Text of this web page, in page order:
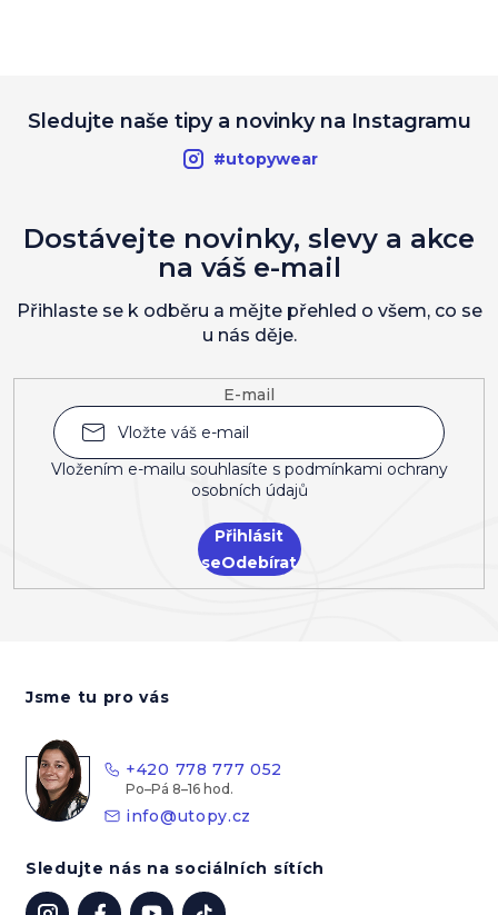
Sledujte naše tipy a novinky na Instagramu
#utopywear
E-mail
Vložením e-mailu souhlasíte s podmínkami ochrany
osobních údajů
Přihlásit
se
Dostávejte novinky, slevy a akce
na váš e-mail
Přihlaste se k odběru a mějte přehled o všem, co se
u nás děje.
Jsme tu pro vás
+420 778 777 052
info@utopy.cz
Sledujte nás na sociálních sítích